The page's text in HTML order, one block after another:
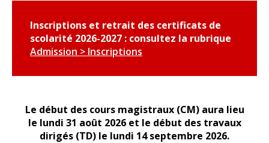
Inscriptions et retrait des certificats de
scolarité 2026-2027 : consultez la rubrique
Admission > Inscriptions
Le début des cours magistraux (CM) aura lieu
le lundi 31 août 2026et le début des travaux
dirigés (TD) le lundi 14 septembre 2026.